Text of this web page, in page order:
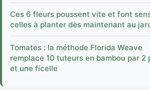
Ces 6 fleurs poussent vite et font
celles à planter dès maintenant au
Tomates : la méthode Florida Weave
remplace 10 tuteurs en bambou par 2
et une ficelle